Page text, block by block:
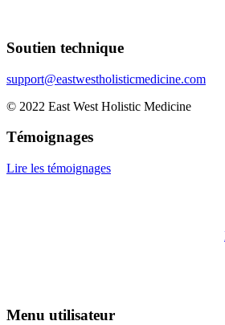
Soutien technique
support@eastwestholisticmedicine.com
© 2022 East West Holistic Medicine
Témoignages
Lire les témoignages
Menu utilisateur